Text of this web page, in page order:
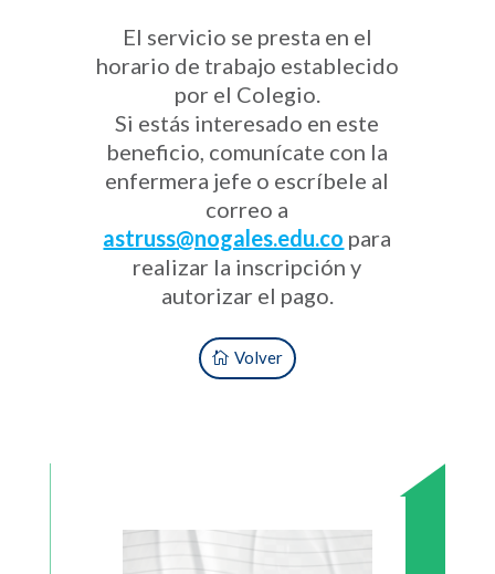
El servicio se presta en el
horario de trabajo establecido
por el Colegio.
Si estás interesado en este
beneficio, comunícate con la
enfermera jefe o escríbele al
correo a
astruss@nogales.edu.co para
realizar la inscripción y
autorizar el pago.
Volver